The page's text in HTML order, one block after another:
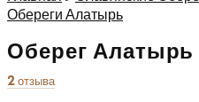
Обереги Алатырь
Оберег Алатырь
2 отзыва